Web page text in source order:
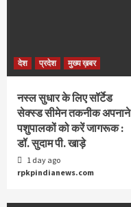
देश प्रदेश मुख्य ख़बर
नस्ल सुधार के लिए सॉर्टेड
सेक्स्ड सीमेन तकनीक अपनाने
पशुपालकों को करें जागरूक :
डॉ. सुदाम पी. खाड़े
1 day ago
rpkpindianews.com